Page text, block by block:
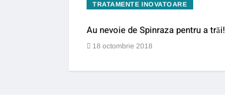
TRATAMENTE INOVATOARE
Au nevoie de Spinraza pentru a trăi!
18 octombrie 2018